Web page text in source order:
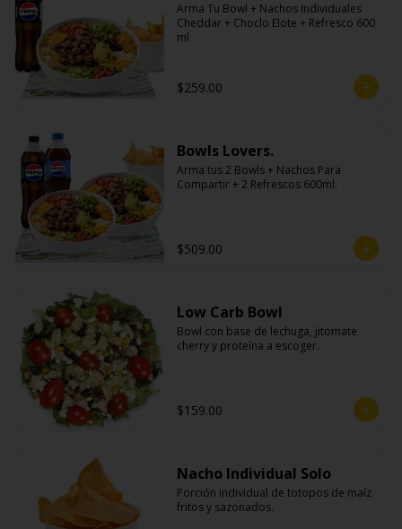
Arma Tu Bowl + Nachos Individuales
Cheddar + Choclo Elote + Refresco 600
ml
$259.00
Bowls Lovers.
Arma tus 2 Bowls + Nachos Para
Compartir + 2 Refrescos 600ml.
$509.00
Low Carb Bowl
Bowl con base de lechuga, jitomate
cherry y proteína a escoger.
$159.00
Nacho Individual Solo
Porción individual de totopos de maíz
fritos y sazonados.